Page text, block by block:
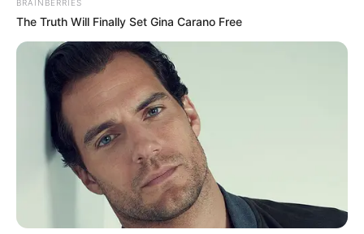
BRAINBERRIES
The Truth Will Finally Set Gina Carano Free